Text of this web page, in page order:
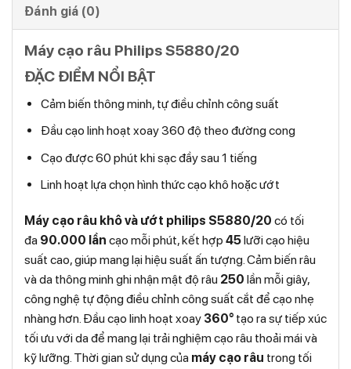
Đánh giá (0)
Máy cạo râu Philips S5880/20
ĐẶC ĐIỂM NỔI BẬT
Cảm biến thông minh, tự điều chỉnh công suất
Đầu cạo linh hoạt xoay 360 độ theo đường cong
Cạo được 60 phút khi sạc đầy sau 1 tiếng
Linh hoạt lựa chọn hình thức cạo khô hoặc ướt
Máy cạo râu khô và ướt philips S5880/20 có tối
đa 90.000 lần cạo mỗi phút, kết hợp 45lưỡi cạo hiệu
suất cao, giúp mang lại hiệu suất ấn tượng. Cảm biến râu
và da thông minh ghi nhận mật độ râu 250 lần mỗi giây,
công nghệ tự động điều chỉnh công suất cắt để cạo nhẹ
nhàng hơn. Đầu cạo linh hoạt xoay 360° tạo ra sự tiếp xúc
tối ưu với da để mang lại trải nghiệm cạo râu thoải mái và
kỹ lưỡng. Thời gian sử dụng của máy cạo râu trong tối